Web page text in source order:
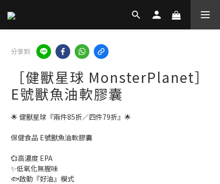
分享到
［健獸星球 MonsterPlanet］
E號獸魚油軟膠囊
🌟 健獸星球『兩件85折／四件79折』🌟
保健食品 E號獸魚油軟膠囊
💞高濃度 EPA
✨低氧化無腥味
🐟啟動『好油』模式